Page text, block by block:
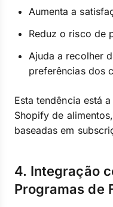
Aumenta a
Reduz o risco de
Ajuda a recolher
preferências dos
Esta tendência está
Shopify de
baseadas em
4. Integração
Programas de